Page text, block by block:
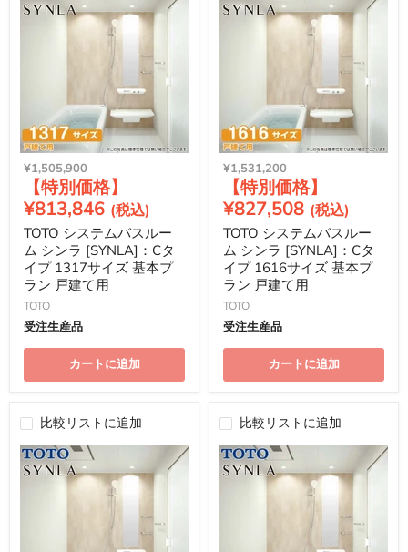
元
価
格
¥1,505,900
在
の
価
格
¥813,846
TOTO システムバスルー
ム シンラ [SYNLA]：Cタ
イプ 1317サイズ 基本プ
ラン 戸建て用
TOTO
受注生産品
カートに追加
元
価
格
¥1,531,200
在
の
価
格
¥827,508
TOTO システムバスルー
ム シンラ [SYNLA]：Cタ
イプ 1616サイズ 基本プ
ラン 戸建て用
TOTO
受注生産品
カートに追加
比較リストに追加 比較リストに追加